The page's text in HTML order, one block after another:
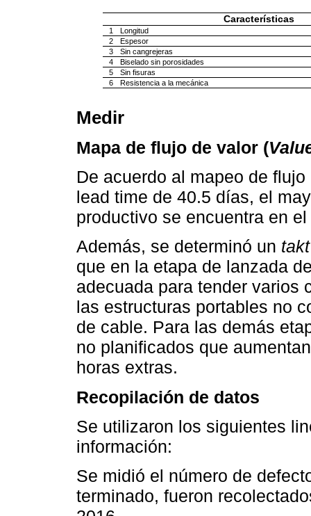
Características
1
Longitud
2
Espesor
3
Sin cangrejeras
4
Biselado sin porosidades
5
Sin fisuras
6
Resistencia a la mecánica
Medir
Mapa de flujo de valor (
De acuerdo al mapeo de
lead time de 40.5 días, el
productivo se encuentra en
Además, se determinó un
que en la etapa de lanzada
adecuada para tender varios
las estructuras portables no
de cable. Para las demás
no planificados que
horas extras.
Recopilación de datos
Se utilizaron los siguientes
información:
Se midió el número de
terminado, fueron